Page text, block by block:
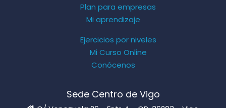
Plan para empresas
Mi aprendizaje
Ejercicios por niveles
Mi Curso Online
Conócenos
Sede Centro de Vigo